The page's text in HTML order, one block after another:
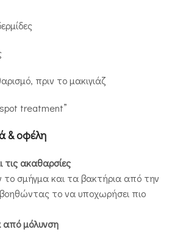
πριν το μακιγιάζ
treatment”
& οφέλη
ακαθαρσίες
σμήγμα και τα βακτήρια από την
βοηθώντας το να υποχωρήσει πιο
από μόλυνση